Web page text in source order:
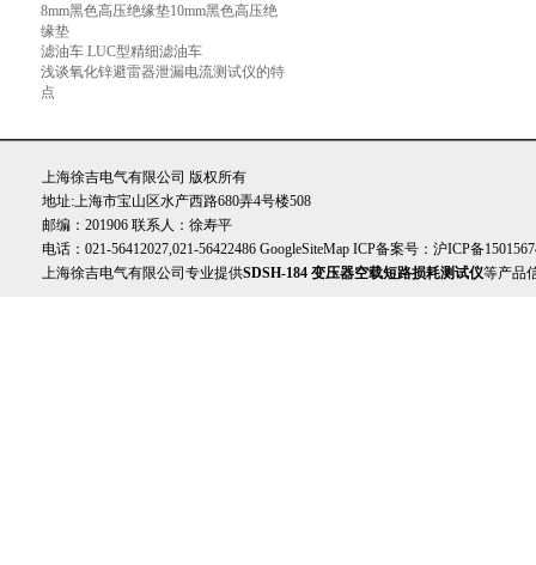
8mm黑色高压绝缘垫10mm黑色高压绝
缘垫
滤油车 LUC型精细滤油车
浅谈氧化锌避雷器泄漏电流测试仪的特
点
上海徐吉电气有限公司 版权所有
地址:上海市宝山区水产西路680弄4号楼508
邮编：201906 联系人：徐寿平
电话：021-56412027,021-56422486 GoogleSiteMap ICP备案号： 沪ICP备
上海徐吉电气有限公司专业提供SDSH-184 变压器空载短路损耗测试仪等产品